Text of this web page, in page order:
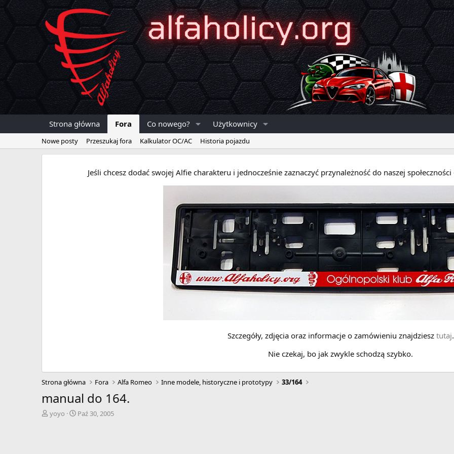
Strona główna Fora Co nowego? Użytkownicy
Nowe posty Przeszukaj fora Kalkulator OC/AC Historia pojazdu
Jeśli chcesz dodać swojej Alfie charakteru i jednocześnie zaznaczyć przynależność do naszej
Szczegóły, zdjęcia oraz informacje o zamówieniu znajdziesz tutaj.
Nie czekaj, bo jak zwykle schodzą szybko.
Strona główna Fora Alfa Romeo Inne modele, historyczne i prototypy 33/164
manual do 164.
A
yoyo
D
Paź 30, 2005